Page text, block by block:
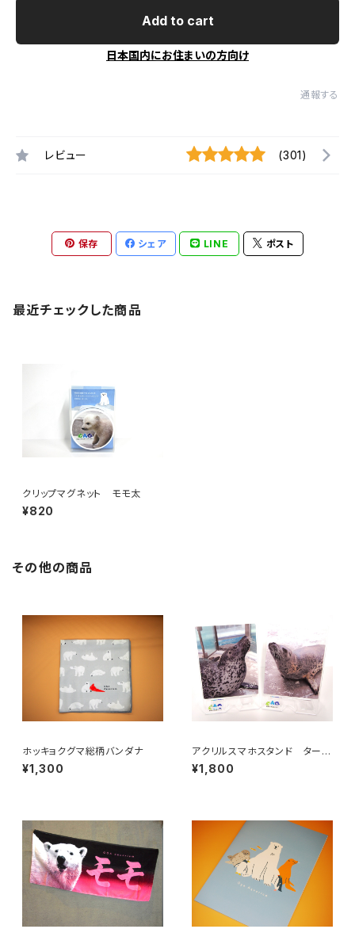
Add to cart
日本国内にお住まいの方向け
通報する
レビュー (301)
保存 シェア LINE ポスト
最近チェックした商品
クリップマグネット モモ太
¥820
その他の商品
ホッキョクグマ総柄バンダナ
¥1,300
アクリルスマホスタンド ター
ボ・スカイ
¥1,800